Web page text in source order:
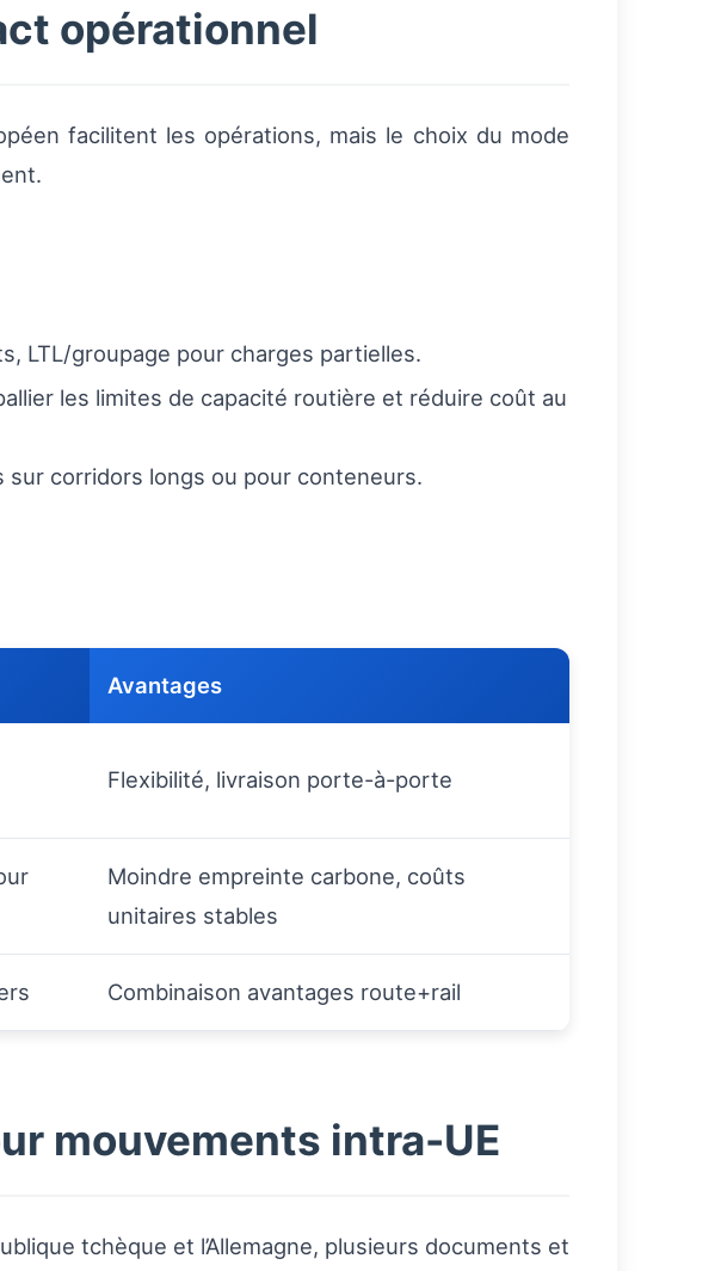
opérationnel
facilitent les opérations, mais le choix du mode
LTL/groupage pour charges partielles.
les limites de capacité routière et réduire coût au
corridors longs ou pour conteneurs.
Avantages
Flexibilité, livraison porte-à-porte
Moindre empreinte carbone, coûts
unitaires stables
Combinaison avantages route+rail
mouvements intra-UE
tchèque et l’Allemagne, plusieurs documents et